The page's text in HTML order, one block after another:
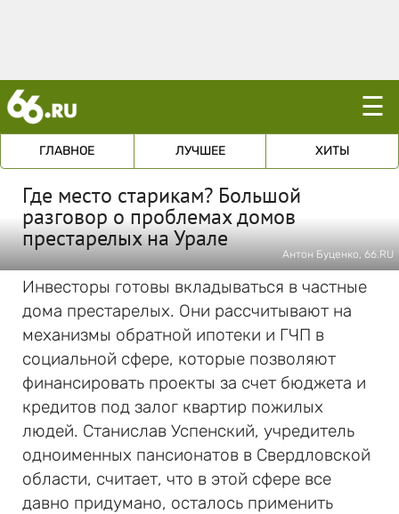
☰
ГЛАВНОЕ ЛУЧШЕЕ ХИТЫ
Где место старикам? Большой
разговор о проблемах домов
престарелых на Урале
Антон Буценко, 66.RU
Инвесторы готовы вкладываться в частные
дома престарелых. Они рассчитывают на
механизмы обратной ипотеки и ГЧП в
социальной сфере, которые позволяют
финансировать проекты за счет бюджета и
кредитов под залог квартир пожилых
людей. Станислав Успенский, учредитель
одноименных пансионатов в Свердловской
области, считает, что в этой сфере все
давно придумано, осталось применить